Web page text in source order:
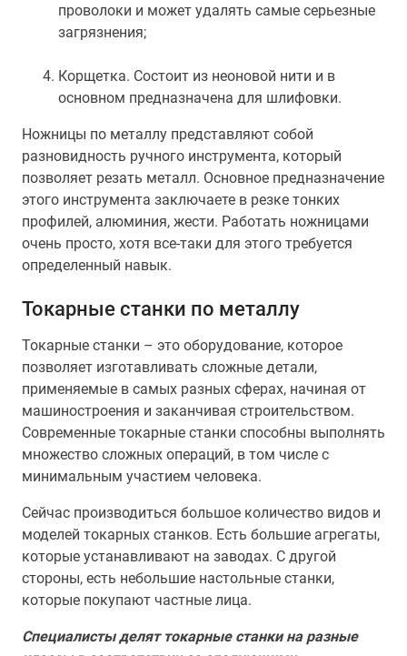
проволоки и может удалять самые серьезные
загрязнения;
Корщетка. Состоит из неоновой нити и в
основном предназначена для шлифовки.
Ножницы по металлу представляют собой
разновидность ручного инструмента, который
позволяет резать металл. Основное предназначение
этого инструмента заключаете в резке тонких
профилей, алюминия, жести. Работать ножницами
очень просто, хотя все-таки для этого требуется
определенный навык.
Токарные станки по металлу
Токарные станки – это оборудование, которое
позволяет изготавливать сложные детали,
применяемые в самых разных сферах, начиная от
машиностроения и заканчивая строительством.
Современные токарные станки способны выполнять
множество сложных операций, в том числе с
минимальным участием человека.
Сейчас производиться большое количество видов и
моделей токарных станков. Есть большие агрегаты,
которые устанавливают на заводах. С другой
стороны, есть небольшие настольные станки,
которые покупают частные лица.
Специалисты делят токарные станки на разные